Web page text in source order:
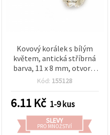
Kovový korálek s bílým
květem, antická stříbrná
barva, 11 x 8 mm, otvor 5
mm
Kód: 155128
6.11 Kč 1-9 kus
SLEVY
PRO MNOŽSTVÍ